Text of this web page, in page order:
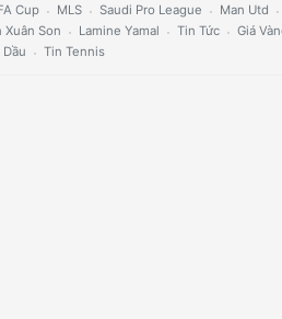
Cup MLS Saudi Pro League Man Utd
Xuân Son Lamine Yamal Tin Tức Giá
Dầu Tin Tennis